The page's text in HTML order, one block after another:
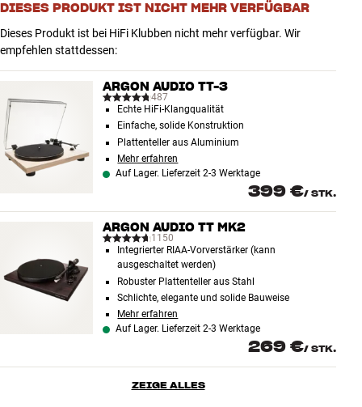
Store Finden
Kundendienst
Bauen mit Klang
DIESES PRODUKT IST NICHT MEHR VERFÜGBAR
Dieses Produkt ist bei HiFi Klubben nicht mehr verfügbar. Wir
empfehlen stattdessen:
ARGON AUDIO TT-3
487
Echte HiFi-Klangqualität
Einfache, solide Konstruktion
Plattenteller aus Aluminium
Mehr erfahren
Auf Lager. Lieferzeit 2-3 Werktage
399 €/ STK.
ARGON AUDIO TT MK2
1150
Integrierter RIAA-Vorverstärker (kann
ausgeschaltet werden)
Robuster Plattenteller aus Stahl
Schlichte, elegante und solide Bauweise
Mehr erfahren
Auf Lager. Lieferzeit 2-3 Werktage
269 €/ STK.
ZEIGE ALLES